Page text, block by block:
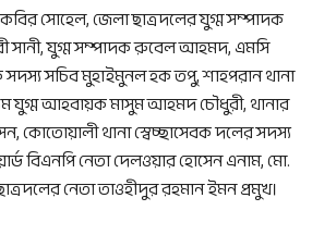
সোহেল, জেলা ছাত্রদলের যুগ্ম সম্পাদক
যুগ্ম সম্পাদক রুবেল আহমদ, এমসি
সচিব মুহাইমুনল হক তপু, শাহপরান থানা
যুগ্ম আহবায়ক মাসুম আহমদ চৌধুরী, থানার
কোতোয়ালী থানা স্বেচ্ছাসেবক দলের সদস্য
বিএনপি নেতা দেলওয়ার হোসেন এনাম, মো.
নেতা তাওহীদুর রহমান ইমন প্রমুখ।